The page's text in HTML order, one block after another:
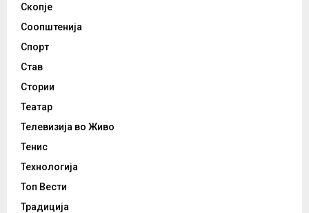
Скопје
Соопштенија
Спорт
Став
Стории
Театар
Телевизија во Живо
Тенис
Технологија
Топ Вести
Традиција